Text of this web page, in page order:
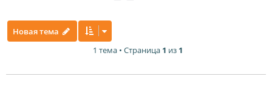
Новая тема
1 тема • Страница 1 из 1